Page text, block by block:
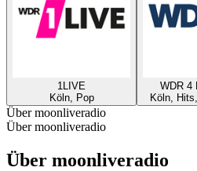
1LIVE
Köln, Pop
WDR 4
Köln,
Über moonliveradio
Über moonliveradio
Über moonliveradio